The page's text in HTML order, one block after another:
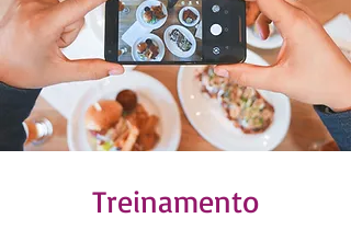
Treinamento